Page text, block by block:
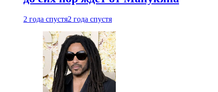
2 года спустя2 года спустя